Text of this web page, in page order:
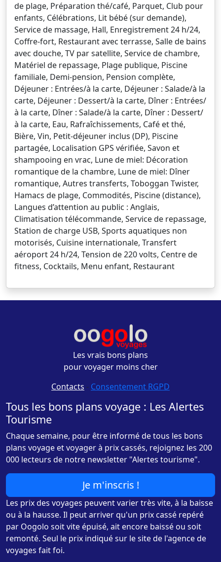
de plage, Préparation thé/café, Parquet, Club pour
enfants, Célébrations, Lit bébé (sur demande),
Service de massage, Hall, Enregistrement 24 h/24,
Coffre-fort, Restaurant avec terrasse, Salle de bains
avec douche, TV par satellite, Service de chambre,
Matériel de repassage, Plage publique, Piscine
familiale, Demi-pension, Pension complète,
Déjeuner : Entrées/à la carte, Déjeuner : Salade/à la
carte, Déjeuner : Dessert/à la carte, Dîner : Entrées/
à la carte, Dîner : Salade/à la carte, Dîner : Dessert/
à la carte, Eau, Rafraîchissements, Café et thé,
Bière, Vin, Petit-déjeuner inclus (DP), Piscine
partagée, Localisation GPS vérifiée, Savon et
shampooing en vrac, Lune de miel: Décoration
romantique de la chambre, Lune de miel: Dîner
romantique, Autres transferts, Toboggan Twister,
Hamacs de plage, Commodités, Piscine (distance),
Langues d’attention au public : Anglais,
Climatisation télécommande, Service de repassage,
Station de charge USB, Sports aquatiques non
motorisés, Cuisine internationale, Transfert
aéroport 24 h/24, Tension de 220 volts, Centre de
fitness, Cocktails, Menu enfant, Restaurant
Les vrais bons plans
pour voyager moins cher
Contacts - Consentement RGPD
Tous les bons plans voyage : Les Alertes
Tourisme
Chaque semaine, pour être informé de tous les bons
plans voyage et voyager à prix cassés, rejoignez les 200
000 lecteurs de notre newsletter "Alertes tourisme".
Je m'inscris !
Les prix des voyages peuvent varier très vite, à la baisse
ou à la hausse. Il peut arriver qu'un prix cassé repéré
par Oogolo soit vite épuisé, ait encore baissé ou soit
remonté. Seul le prix indiqué sur le site de l'agence de
voyages fait foi.